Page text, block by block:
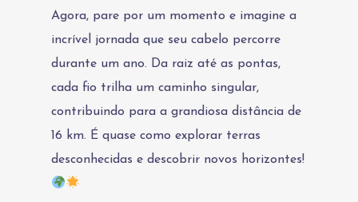
Agora, pare por um momento e imagine a
incrível jornada que seu cabelo percorre
durante um ano. Da raiz até as pontas,
cada fio trilha um caminho singular,
contribuindo para a grandiosa distância de
16 km. É quase como explorar terras
desconhecidas e descobrir novos horizontes!